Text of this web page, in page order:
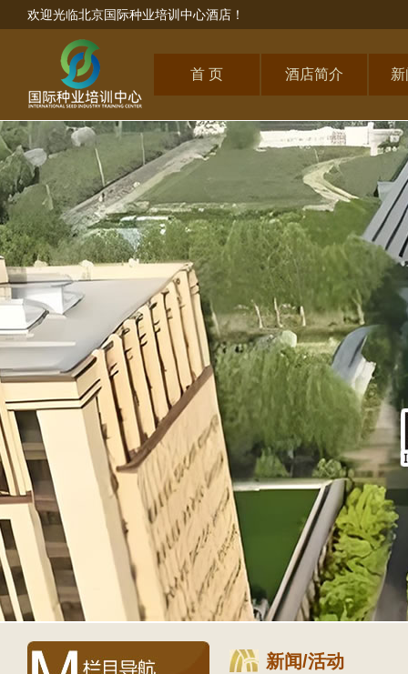
欢迎光临北京国际种业培训中心酒店！
首 页 酒店简介
新闻/活动